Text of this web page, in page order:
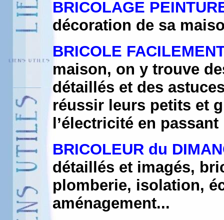
BRICOLAGE
décoration de sa
BRICOLE FACILEMENT
maison, on y trouve
détaillés et des
réussir leurs petits et
l’électricité en
BRICOLEUR du
détaillés et imagés,
plomberie, isolation,
aménagement...